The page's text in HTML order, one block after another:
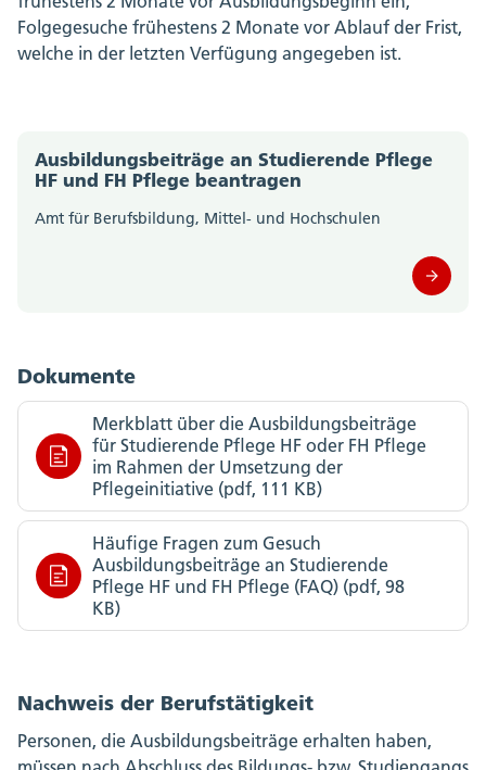
Folgegesuche frühestens 2 Monate vor Ablauf der Frist,
welche in der letzten Verfügung angegeben ist.
Ausbildungsbeiträge an Studierende Pflege
HF und FH Pflege beantragen
Amt für Berufsbildung, Mittel- und Hochschulen
Dokumente
Merkblatt über die Ausbildungsbeiträge
für Studierende Pflege HF oder FH Pflege
im Rahmen der Umsetzung der
Pflegeinitiative (pdf, 111 KB)
Häufige Fragen zum Gesuch
Ausbildungsbeiträge an Studierende
Pflege HF und FH Pflege (FAQ) (pdf, 98
KB)
Nachweis der Berufstätigkeit
Personen, die Ausbildungsbeiträge erhalten haben,